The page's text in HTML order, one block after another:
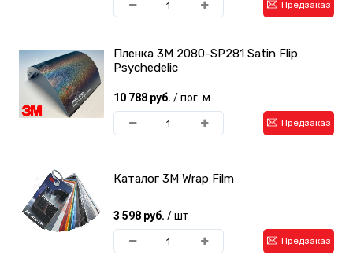
Предзаказ
Пленка 3M 2080-SP281 Satin Flip
Psychedelic
10 788 руб. / пог. м.
Предзаказ
Каталог 3М Wrap Film
3 598 руб. / шт
Предзаказ